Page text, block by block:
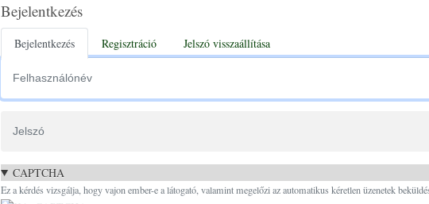
Bejelentkezés
Primary tabs
Bejelentkezés Regisztráció
Jelszó visszaállítása
CAPTCHA
Ez a kérdés vizsgálja, hogy vajon ember-e a látogató, valamint megelőzi az automatikus kéretlen üzenetek